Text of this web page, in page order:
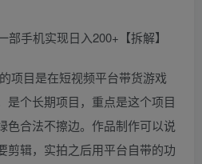
项目是在短视频平台带货游戏
是个长期项目，重点是这个项目
色合法不擦边。作品制作可以说
剪辑，实拍之后用平台自带的功